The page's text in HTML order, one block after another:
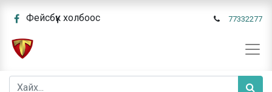
Фейсбүүк холбоос 77332277